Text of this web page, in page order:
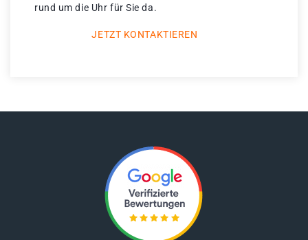
rund um die Uhr für Sie da.
JETZT KONTAKTIEREN